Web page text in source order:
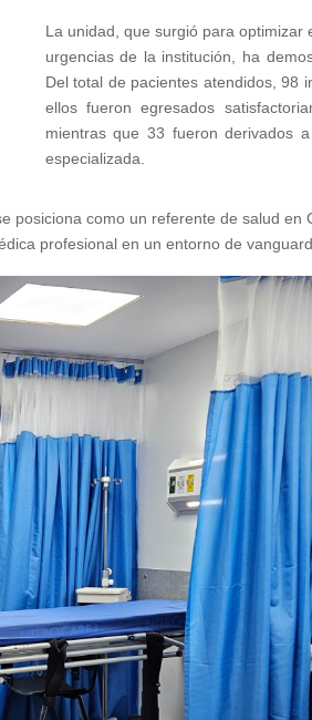
La unidad, que surgió para
urgencias de la institución, ha
Del total de pacientes atendidos, 98
ellos fueron egresados
mientras que 33 fueron derivados
especializada.
como un referente de salud en
profesional en un entorno de